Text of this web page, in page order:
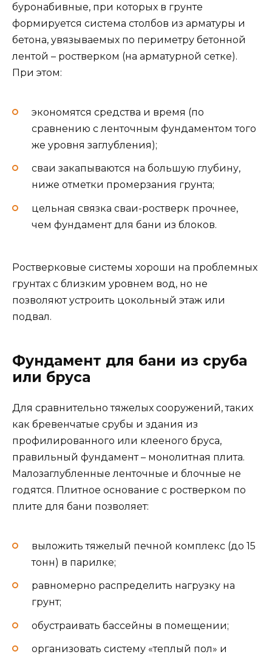
буронабивные, при которых в грунте
формируется система столбов из арматуры и
бетона, увязываемых по периметру бетонной
лентой – ростверком (на арматурной сетке).
При этом:
экономятся средства и время (по
сравнению с ленточным фундаментом того
же уровня заглубления);
сваи закапываются на большую глубину,
ниже отметки промерзания грунта;
цельная связка сваи-ростверк прочнее,
чем фундамент для бани из блоков.
Ростверковые системы хороши на проблемных
грунтах с близким уровнем вод, но не
позволяют устроить цокольный этаж или
подвал.
Фундамент для бани из сруба
или бруса
Для сравнительно тяжелых сооружений, таких
как бревенчатые срубы и здания из
профилированного или клееного бруса,
правильный фундамент – монолитная плита.
Малозаглубленные ленточные и блочные не
годятся. Плитное основание с ростверком по
плите для бани позволяет:
выложить тяжелый печной комплекс (до 15
тонн) в парилке;
равномерно распределить нагрузку на
грунт;
обустраивать бассейны в помещении;
организовать систему «теплый пол» и